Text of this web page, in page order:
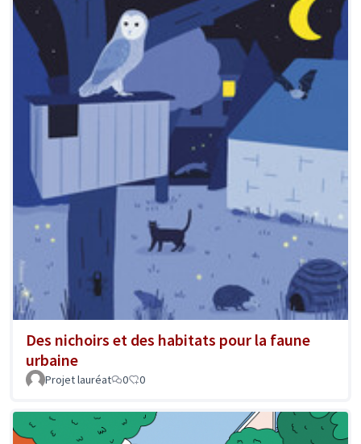
Des nichoirs et des habitats pour la faune
urbaine
Projet lauréat 0 0